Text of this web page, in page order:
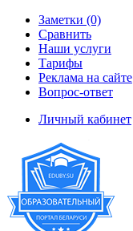
Заметки (0)
Сравнить
Наши услуги
Тарифы
Реклама на сайте
Вопрос-ответ
Личный кабинет